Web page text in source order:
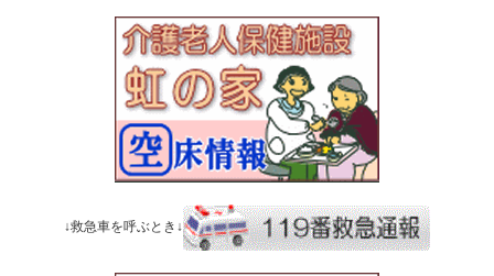
↓救急車を呼ぶとき↓